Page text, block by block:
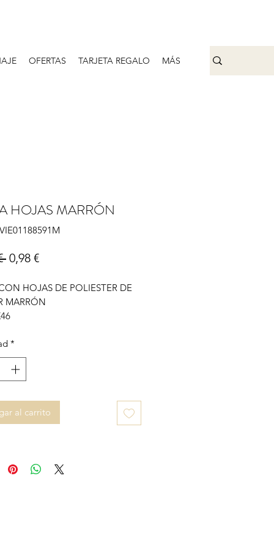
OFERTAS TARJETA REGALO MÁS
HOJAS MARRÓN
Precio
0,98 €Precio de oferta
HOJAS DE POLIESTER DE
MARRÓN
*
al carrito